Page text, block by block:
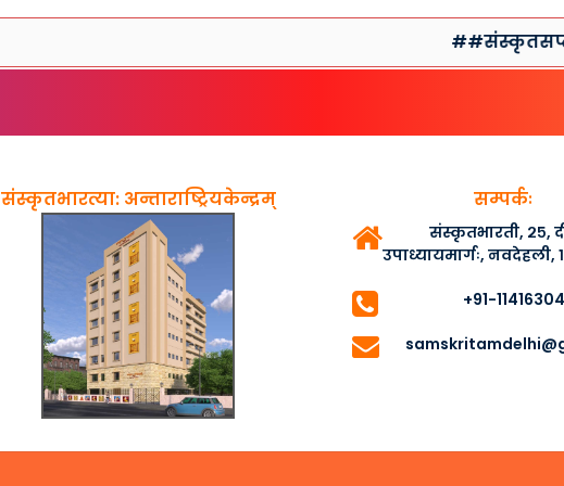
संस्कृतभारत्या: अन्ताराष्ट्रियकेन्द्रम् सम्पर्कः
संस्कृतभारती, २५,
उपाध्यायमार्गः, नवदेहली,
+91-